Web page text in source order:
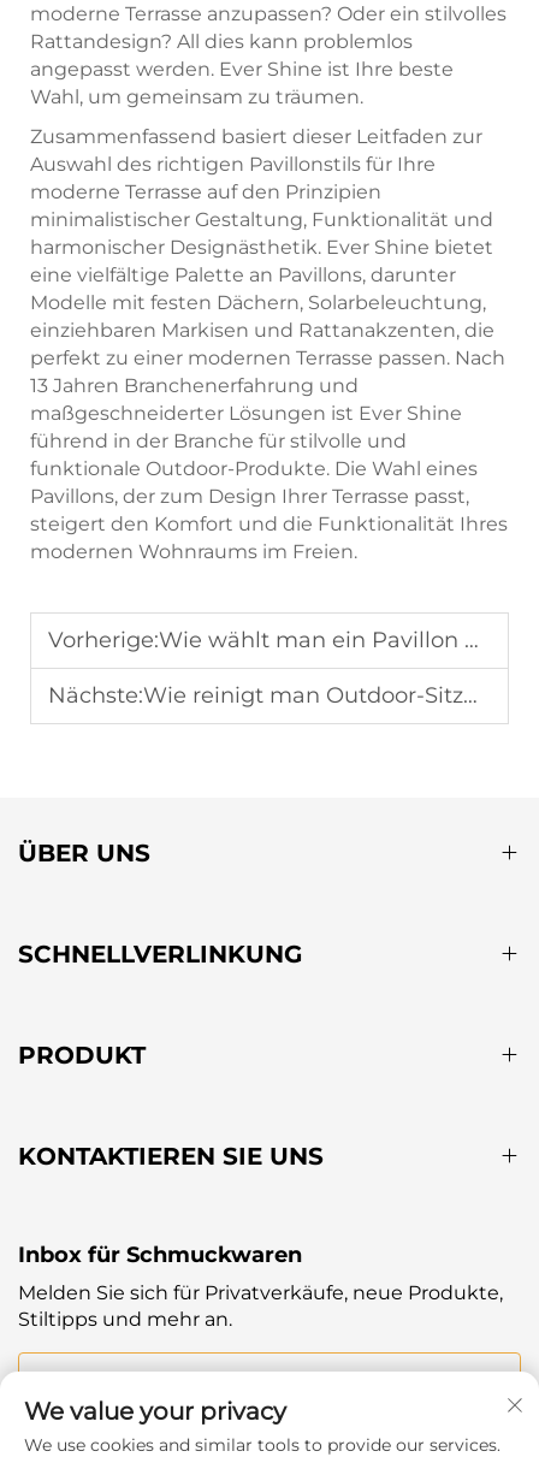
moderne Terrasse anzupassen? Oder ein stilvolles
Rattandesign? All dies kann problemlos
angepasst werden. Ever Shine ist Ihre beste
Wahl, um gemeinsam zu träumen.
Zusammenfassend basiert dieser Leitfaden zur
Auswahl des richtigen Pavillonstils für Ihre
moderne Terrasse auf den Prinzipien
minimalistischer Gestaltung, Funktionalität und
harmonischer Designästhetik. Ever Shine bietet
eine vielfältige Palette an Pavillons, darunter
Modelle mit festen Dächern, Solarbeleuchtung,
einziehbaren Markisen und Rattanakzenten, die
perfekt zu einer modernen Terrasse passen. Nach
13 Jahren Branchenerfahrung und
maßgeschneiderter Lösungen ist Ever Shine
führend in der Branche für stilvolle und
funktionale Outdoor-Produkte. Die Wahl eines
Pavillons, der zum Design Ihrer Terrasse passt,
steigert den Komfort und die Funktionalität Ihres
modernen Wohnraums im Freien.
Vorherige:Wie wählt man ein Pavillon aus, das starkem Regen und starken Winden standhält?
Nächste:Wie reinigt man Outdoor-Sitzmöbel aus Seil, um Schmutz und Flecken zu entfernen?
ÜBER UNS
SCHNELLVERLINKUNG
PRODUKT
KONTAKTIEREN SIE UNS
Inbox für Schmuckwaren
Melden Sie sich für Privatverkäufe, neue Produkte,
Stiltipps und mehr an.
Ihre E-Mail
We value your privacy
We use cookies and similar tools to provide our services.